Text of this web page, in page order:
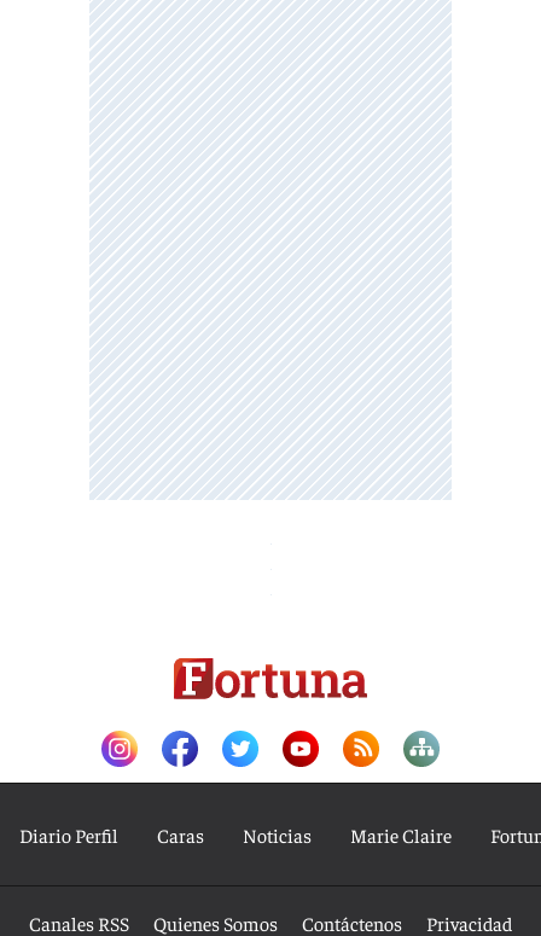
Diario Perfil Caras Noticias Marie Claire
Canales RSS Quienes Somos Contáctenos Privacidad